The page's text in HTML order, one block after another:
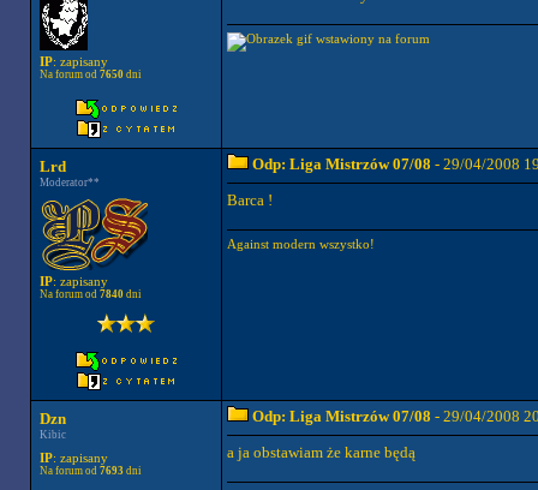
IP: zapisany
Na forum od 7650dni
Lrd
Moderator**
IP: zapisany
Na forum od 7840dni
Odp: Liga Mistrzów 07/08 - 29/04/2008
Barca !
Against modern wszystko!
Dzn
Kibic
IP: zapisany
Na forum od 7693 dni
Odp: Liga Mistrzów 07/08 - 29/04/2008
a ja obstawiam że karne będą